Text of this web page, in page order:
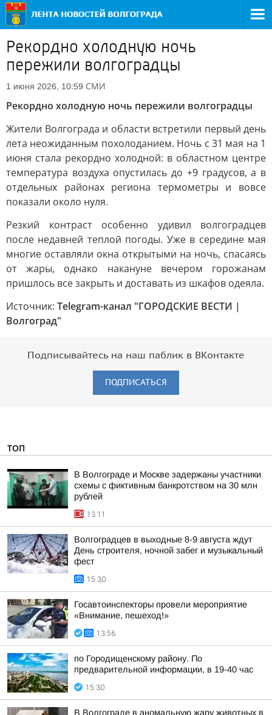
Рекордно холодную ночь
пережили волгоградцы
1 июня 2026, 10:59 СМИ
Рекордно холодную ночь пережили волгоградцы
Жители Волгограда и области встретили первый день
лета неожиданным похолоданием. Ночь с 31 мая на 1
июня стала рекордно холодной: в областном центре
температура воздуха опустилась до +9 градусов, а в
отдельных районах региона термометры и вовсе
показали около нуля.
Резкий контраст особенно удивил волгоградцев
после недавней теплой погоды. Уже в середине мая
многие оставляли окна открытыми на ночь, спасаясь
от жары, однако накануне вечером горожанам
пришлось все закрыть и доставать из шкафов одеяла.
Источник: Telegram-канал "ГОРОДСКИЕ ВЕСТИ |
Волгоград"
Подписывайтесь на наш паблик в ВКонтакте
ПОДПИСАТЬСЯ
ТОП
В Волгограде и Москве задержаны участники
схемы с фиктивным банкротством на 30 млн
рублей
13:11
Волгоградцев в выходные 8-9 августа ждут
День строителя, ночной забег и музыкальный
фест
15:30
Госавтоинспекторы провели мероприятие
«Внимание, пешеход!»
13:56
по Городищенскому району. По
предварительной информации, в 19-40 час
15:30
В Волгограде в аномальную жару животных в